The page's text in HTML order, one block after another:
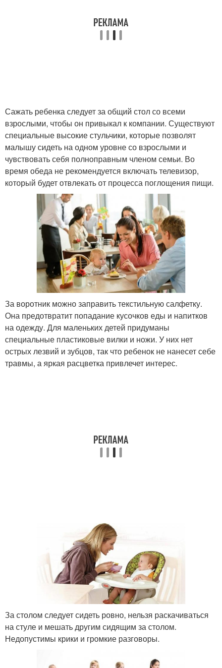
Сажать ребенка следует за общий стол со всеми
взрослыми, чтобы он привыкал к компании. Существуют
специальные высокие стульчики, которые позволят
малышу сидеть на одном уровне со взрослыми и
чувствовать себя полноправным членом семьи. Во
время обеда не рекомендуется включать телевизор,
который будет отвлекать от процесса поглощения пищи.
За воротник можно заправить текстильную салфетку.
Она предотвратит попадание кусочков еды и напитков
на одежду. Для маленьких детей придуманы
специальные пластиковые вилки и ножи. У них нет
острых лезвий и зубцов, так что ребенок не нанесет себе
травмы, а яркая расцветка привлечет интерес.
За столом следует сидеть ровно, нельзя раскачиваться
на стуле и мешать другим сидящим за столом.
Недопустимы крики и громкие разговоры.